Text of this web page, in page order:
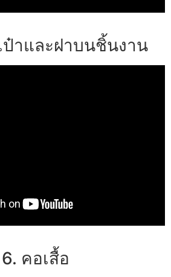
ป๋าและฝาบนชิ้นงาน
6. คอเสื้อ